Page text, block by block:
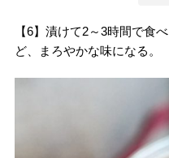
【6】漬けて2～3時間で食
ど、まろやかな味になる。